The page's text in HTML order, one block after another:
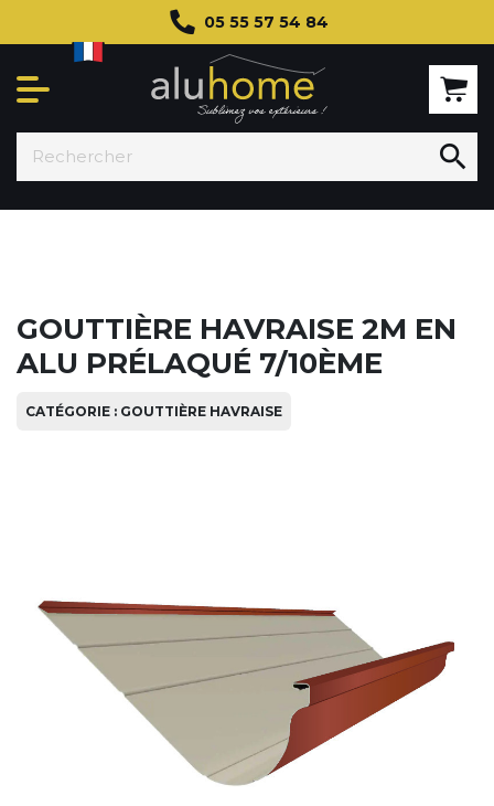
05 55 57 54 84

GOUTTIÈRE HAVRAISE 2M EN
ALU PRÉLAQUÉ 7/10ÈME
CATÉGORIE : GOUTTIÈRE HAVRAISE